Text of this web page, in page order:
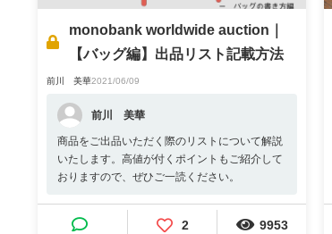
monobank worldwide auction｜
【バッグ編】出品リスト記載方法
【改訂】
前川 美華2021/06/09
前川 美華
商品をご出品いただく際のリストについて解説
いたします。高値が付くポイントもご紹介して
おりますので、ぜひご一読ください。
2 9953